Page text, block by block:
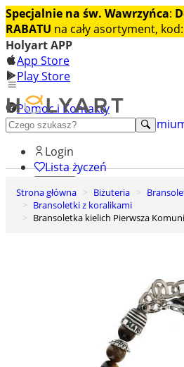
Specjalnie na św. Wawrzyńca:
RABATU na cały asortyment, kod:
Holyart APP
App Store
Play Store
Pomoc i Kontakty
+48 222 922 860
Odkryj
Login
Lista życzeń
0
Koszyk
Strona główna Biżuteria
Bransoletki z koralikami
Bransoletka kielich Pierwsza